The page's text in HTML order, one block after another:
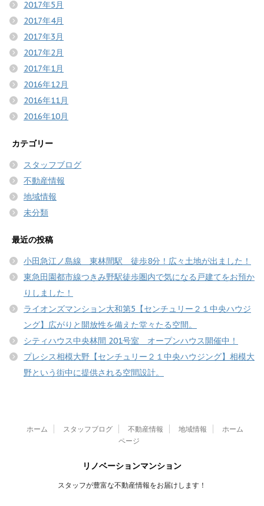
2017年5月
2017年4月
2017年3月
2017年2月
2017年1月
2016年12月
2016年11月
2016年10月
カテゴリー
スタッフブログ
不動産情報
地域情報
未分類
最近の投稿
小田急江ノ島線 東林間駅 徒歩8分！広々土地が出ました！
東急田園都市線つきみ野駅徒歩圏内で気になる戸建てをお預か
りしました！
ライオンズマンション大和第5【センチュリー２１中央ハウジ
ング】広がりと開放性を備えた堂々たる空間。
シティハウス中央林間 201号室 オープンハウス開催中！
プレシス相模大野【センチュリー２１中央ハウジング】相模大
野という街中に提供される空間設計。
ホーム スタッフブログ 不動産情報 地域情報
ホーム
ページ
リノベーションマンション
スタッフが豊富な不動産情報をお届けします！